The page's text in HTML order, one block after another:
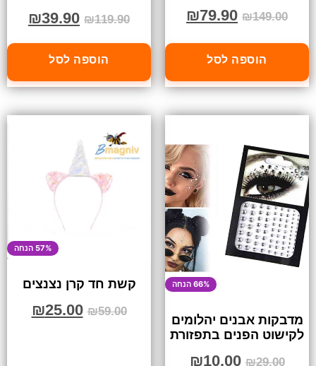
₪149.00
₪79.90
הוספה לסל
₪119.90
₪39.90
הוספה לסל
66% הנחה
מדבקות אבנים יהלומים
לקישוט הפנים בתפזורת
₪29.00
₪10.00
57% הנחה
קשת חד קרן נצנצים
₪59.00
₪25.00